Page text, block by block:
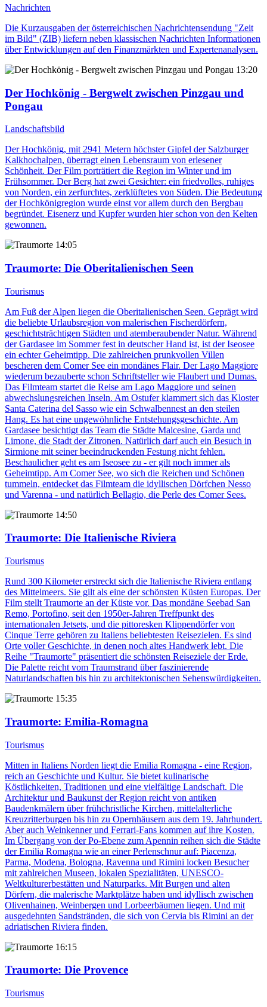
Nachrichten
Die Kurzausgaben der österreichischen Nachrichtensendung "Zeit
im Bild" (ZIB) liefern neben klassischen Nachrichten Informationen
über Entwicklungen auf den Finanzmärkten und Expertenanalysen.
13:20
Der Hochkönig - Bergwelt zwischen Pinzgau und
Pongau
Landschaftsbild
Der Hochkönig, mit 2941 Metern höchster Gipfel der Salzburger
Kalkhochalpen, überragt einen Lebensraum von erlesener
Schönheit. Der Film porträtiert die Region im Winter und im
Frühsommer. Der Berg hat zwei Gesichter: ein friedvolles, ruhiges
von Norden, ein zerfurchtes, zerklüftetes von Süden. Die Bedeutung
der Hochkönigregion wurde einst vor allem durch den Bergbau
begründet. Eisenerz und Kupfer wurden hier schon von den Kelten
gewonnen.
14:05
Traumorte: Die Oberitalienischen Seen
Tourismus
Am Fuß der Alpen liegen die Oberitalienischen Seen. Geprägt wird
die beliebte Urlaubsregion von malerischen Fischerdörfern,
geschichtsträchtigen Städten und atemberaubender Natur. Während
der Gardasee im Sommer fest in deutscher Hand ist, ist der Iseosee
ein echter Geheimtipp. Die zahlreichen prunkvollen Villen
bescheren dem Comer See ein mondänes Flair. Der Lago Maggiore
wiederum bezauberte schon Schriftsteller wie Flaubert und Dumas.
Das Filmteam startet die Reise am Lago Maggiore und seinen
abwechslungsreichen Inseln. Am Ostufer klammert sich das Kloster
Santa Caterina del Sasso wie ein Schwalbennest an den steilen
Hang. Es hat eine ungewöhnliche Entstehungsgeschichte. Am
Gardasee besichtigt das Team die Städte Malcesine, Garda und
Limone, die Stadt der Zitronen. Natürlich darf auch ein Besuch in
Sirmione mit seiner beeindruckenden Festung nicht fehlen.
Beschaulicher geht es am Iseosee zu - er gilt noch immer als
Geheimtipp. Am Comer See, wo sich die Reichen und Schönen
tummeln, entdecket das Filmteam die idyllischen Dörfchen Nesso
und Varenna - und natürlich Bellagio, die Perle des Comer Sees.
14:50
Traumorte: Die Italienische Riviera
Tourismus
Rund 300 Kilometer erstreckt sich die Italienische Riviera entlang
des Mittelmeers. Sie gilt als eine der schönsten Küsten Europas. Der
Film stellt Traumorte an der Küste vor. Das mondäne Seebad San
Remo, Portofino, seit den 1950er-Jahren Treffpunkt des
internationalen Jetsets, und die pittoresken Klippendörfer von
Cinque Terre gehören zu Italiens beliebtesten Reisezielen. Es sind
Orte voller Geschichte, in denen noch altes Handwerk lebt. Die
Reihe "Traumorte" präsentiert die schönsten Reiseziele der Erde.
Die Palette reicht vom Traumstrand über faszinierende
Naturlandschaften bis hin zu architektonischen Sehenswürdigkeiten.
15:35
Traumorte: Emilia-Romagna
Tourismus
Mitten in Italiens Norden liegt die Emilia Romagna - eine Region,
reich an Geschichte und Kultur. Sie bietet kulinarische
Köstlichkeiten, Traditionen und eine vielfältige Landschaft. Die
Architektur und Baukunst der Region reicht von antiken
Baudenkmälern über frühchristliche Kirchen, mittelalterliche
Kreuzritterburgen bis hin zu Opernhäusern aus dem 19. Jahrhundert.
Aber auch Weinkenner und Ferrari-Fans kommen auf ihre Kosten.
Im Übergang von der Po-Ebene zum Apennin reihen sich die Städte
der Emilia Romagna wie an einer Perlenschnur auf: Piacenza,
Parma, Modena, Bologna, Ravenna und Rimini locken Besucher
mit zahlreichen Museen, lokalen Spezialitäten, UNESCO-
Weltkulturerbestätten und Naturparks. Mit Burgen und alten
Dörfern, die malerische Marktplätze haben und idyllisch zwischen
Olivenhainen, Weinbergen und Lorbeerbäumen liegen. Und mit
ausgedehnten Sandstränden, die sich von Cervia bis Rimini an der
adriatischen Riviera finden.
16:15
Traumorte: Die Provence
Tourismus